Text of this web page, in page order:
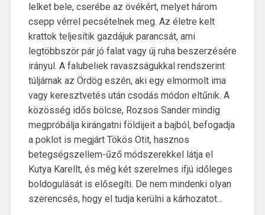
lelket bele, cserébe az övékért, melyet három
csepp vérrel pecsételnek meg. Az életre kelt
krattok teljesítik gazdájuk parancsát, ami
legtöbbször pár jó falat vagy új ruha beszerzésére
irányul. A falubeliek ravaszságukkal rendszerint
túljárnak az Ördög eszén, aki egy elmormolt ima
vagy keresztvetés után csodás módon eltűnik. A
közösség idős bölcse, Rozsos Sander mindig
megpróbálja kirángatni földijeit a bajból, befogadja
a poklot is megjárt Tökös Otit, hasznos
betegségszellem-űző módszerekkel látja el
Kutya Karellt, és még két szerelmes ifjú időleges
boldogulását is elősegíti. De nem mindenki olyan
szerencsés, hogy el tudja kerülni a kárhozatot…